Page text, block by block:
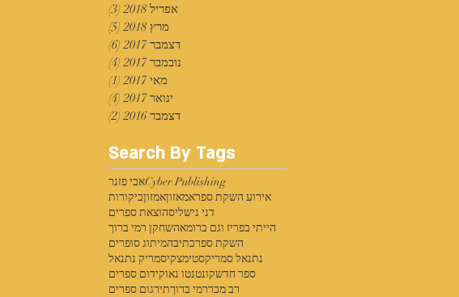
אפריל 2018
(3)
מרץ 2018
(5)
דצמבר 2017
(6)
נובמבר 2017
(4)
מאי 2017
(1)
ינואר 2017
(4)
דצמבר 2016
(2)
Search By Tags
Cyber Publishingאבי פזנר
אירוע השקת ספראמאזוןאמזוןביקורות
דני נישליסהוצאת ספרים
הייתי בפריז וגם ברומאהשחקן רמי ברוך
השקת ספרכתיבהמיתוג סופרים
נתנאל סמריקסטימצקיסמריק נתנאל
ספר חדשקונטנטו נאוקידום ספרים
רב מכררמי ברוךתירגום ספרים